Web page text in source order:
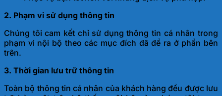
2. Phạm vi sử dụng thông tin
Chúng tôi cam kết chỉ sử dụng thông tin cá nhân trong
phạm vi nội bộ theo các mục đích đã đề ra ở phần bên
trên.
3. Thời gian lưu trữ thông tin
Toàn bộ thông tin cá nhân của khách hàng đều được lưu